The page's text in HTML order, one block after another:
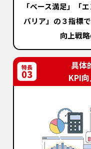
「ベース満足」「
バリア」の３指標で
向上戦
具体
KPI